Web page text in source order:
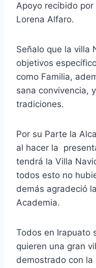
Apoyo recibido
Lorena Alfaro.
Señalo que la villa
objetivos
como Familia,
sana convivencia,
tradiciones.
Por su Parte la
al hacer la
tendrá la Villa
todos esto no
demás agradeció
Academia.
Todos en Irapuato
quieren una gran
demostrado con